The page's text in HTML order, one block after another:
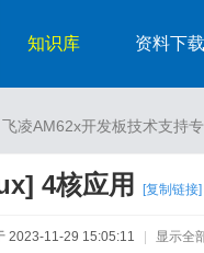
知识库 资料下载
飞凌AM62x开发板技术支持
4核应用 [复制链接]
2023-11-29 15:05:11 显示全